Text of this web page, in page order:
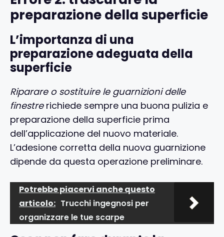
preparazione della superficie
L’importanza di una
preparazione adeguata della
superficie
Riparare o sostituire le guarnizioni delle
finestrerichiede sempre una buona pulizia e
preparazione della superficie prima
dell’applicazione del nuovo materiale.
L’adesione corretta della nuova guarnizione
dipende da questa operazione preliminare.
Potrebbe piacervi anche questo
articolo: Trucchi ingegnosi per
organizzare le tue scarpe